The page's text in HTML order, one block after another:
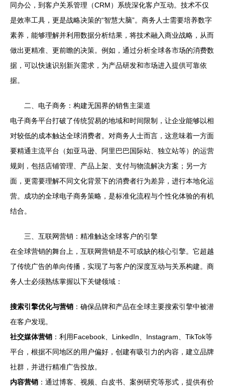
同办公，到客户关系管理（CRM）系统深化客户互动。技术不仅
是效率工具，更是战略决策的“智慧大脑”。商务人士需要培养数字
素养，能够理解并利用数据分析结果，将技术融入商业战略，从而
做出更精准、更前瞻的决策。例如，通过分析全球各市场的消费数
据，可以快速识别新兴需求，为产品研发和市场进入提供可靠依
据。
二、电子商务：构建无国界的销售主渠道
电子商务平台打破了传统贸易的地域和时间限制，让企业能够以相
对较低的成本触达全球消费者。对商务人士而言，这意味着一方面
要精通主流平台（如亚马逊、阿里巴巴国际站、独立站等）的运营
规则，包括店铺管理、产品上架、支付与物流解决方案；另一方
面，更需要理解不同文化背景下的消费者行为差异，进行本地化运
营。成功的全球电子商务策略，是标准化流程与个性化体验的有机
结合。
三、互联网营销：精准触达全球客户的引擎
在全球营销的舞台上，互联网营销是不可或缺的核心引擎。它超越
了传统广告的单向传播，实现了与客户的深度互动与关系构建。商
务人士必须熟练掌握以下关键领域：
搜索引擎优化与营销 ：确保品牌和产品在全球主要搜索引擎中被潜
在客户发现。
社交媒体营销 ：利用Facebook、LinkedIn、Instagram、TikTok等
平台，根据不同地区的用户偏好，创建有吸引力的内容，建立品牌
社群，并进行精准广告投放。
内容营销 ：通过博客、视频、白皮书、案例研究等形式，提供有价